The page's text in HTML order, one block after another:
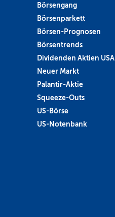
Börsengang
Börsenparkett
Börsen-Prognosen
Börsentrends
Dividenden Aktien USA
Neuer Markt
Palantir-Aktie
Squeeze-Outs
US-Börse
US-Notenbank